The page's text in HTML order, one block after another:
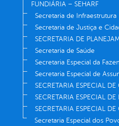
FUNDIÁRIA – SEHARF
Secretaria de Infraestrutura
Secretaria de Justiça e
SECRETARIA DE
Secretaria de Saúde
Secretaria Especial da
Secretaria Especial de
SECRETARIA ESPECIAL
SECRETARIA ESPECIAL
SECRETARIA ESPECIAL DE
Secretaria Especial dos